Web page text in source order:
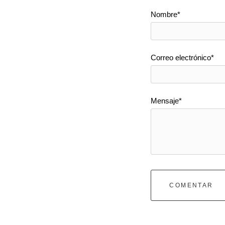
Nombre*
Correo electrónico*
Mensaje*
COMENTAR